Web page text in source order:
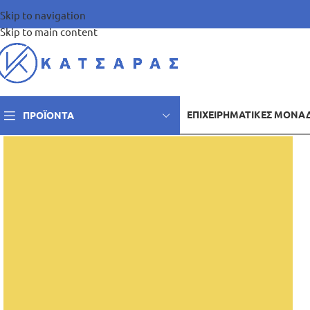
Skip to navigation
Skip to main content
ΠΡΟΪΌΝΤΑ ΕΠΙΧΕΙΡΗΜΑΤΙΚΈΣ